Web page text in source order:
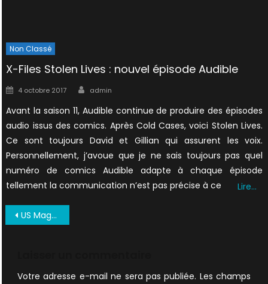
Non Classé
X-Files Stolen Lives : nouvel épisode Audible
Posted
4 octobre 2017 Author
admin
Avant la saison 11, Audible continue de produire des épisodes
audio issus des comics. Après Cold Cases, voici Stolen Lives.
Ce sont toujours David et Gillian qui assurent les voix.
Personnellement, j’avoue que je ne sais toujours pas quel
numéro de comics Audible adapte à chaque épisode
tellement la communication n’est pas précise à ce
Lire…
Navigation
US Magazine Juin 1995 01
Votre adresse e-mail ne sera pas publiée. Les champs